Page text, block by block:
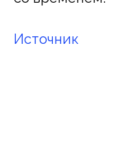
Источник